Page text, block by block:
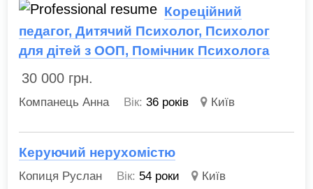
Кореційний
педагог, Дитячий Психолог, Психолог
для дітей з ООП, Помічник Психолога
30 000 грн.
Компанець Анна Вік: 36 років Київ
Керуючий нерухомістю
Копиця Руслан Вік: 54 роки Київ